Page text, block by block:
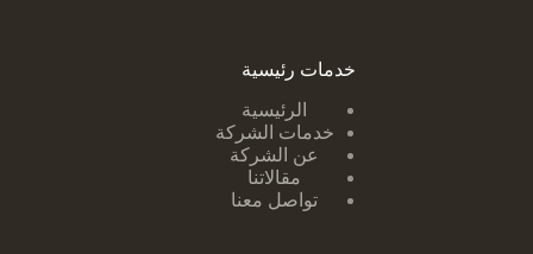
خدمات رئيسية
الرئيسية
خدمات الشركة
عن الشركة
مقالاتنا
تواصل معنا